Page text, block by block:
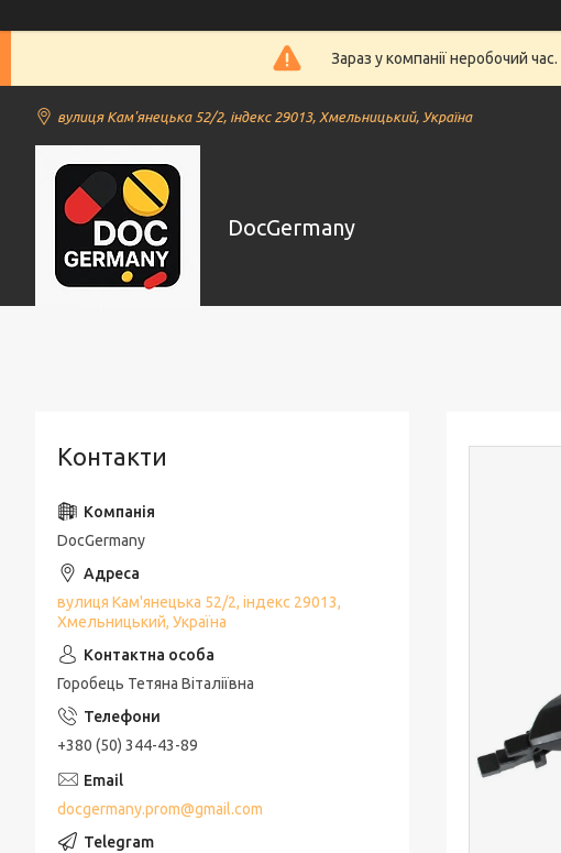
Зараз у компанії неробочий
вулиця Кам'янецька 52/2, індекс 29013, Хмельницький, Україна
DocGermany
Контакти
DocGermany
вулиця Кам'янецька 52/2, індекс 29013,
Хмельницький, Україна
Горобець Тетяна Віталіївна
+380 (50) 344-43-89
docgermany.prom@gmail.com